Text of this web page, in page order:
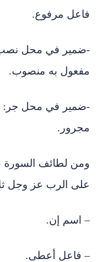
فاعل مرفوع.
-ضمير في محل نصب:
مفعول به منصوب.
-ضمير في محل جر:
مجرور.
ومن لطائف السورة
على الرب عز وجل
– اسم إن.
– فاعل أعطى.